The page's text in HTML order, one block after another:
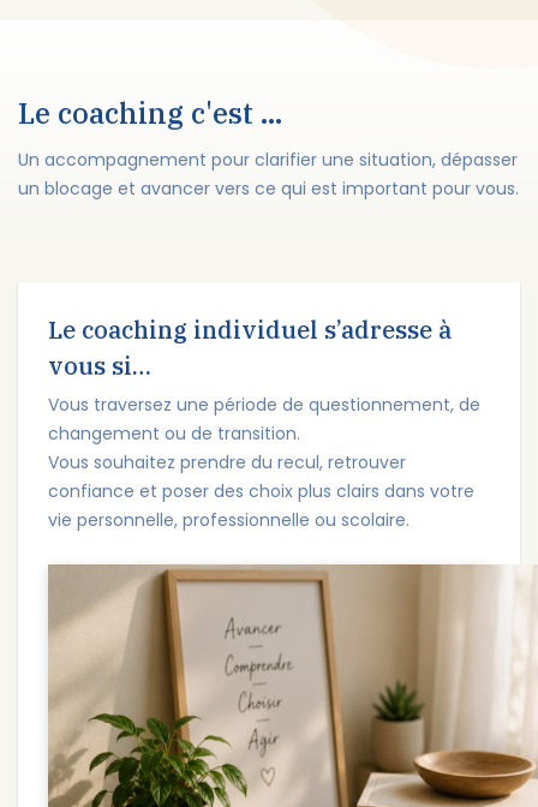
Le coaching c'est ...
Un accompagnement pour clarifier une situation, dépasser
un blocage et avancer vers ce qui est important pour vous.
Le coaching individuel s’adresse à
vous si…
Vous traversez une période de questionnement, de
changement ou de transition.
Vous souhaitez prendre du recul, retrouver
confiance et poser des choix plus clairs dans votre
vie personnelle, professionnelle ou scolaire.